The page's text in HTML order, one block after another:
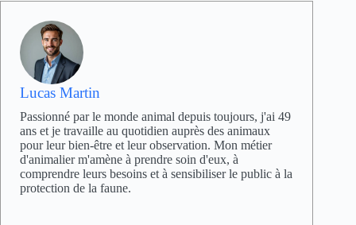
Lucas Martin
Passionné par le monde animal depuis toujours, j'ai 49
ans et je travaille au quotidien auprès des animaux
pour leur bien-être et leur observation. Mon métier
d'animalier m'amène à prendre soin d'eux, à
comprendre leurs besoins et à sensibiliser le public à la
protection de la faune.